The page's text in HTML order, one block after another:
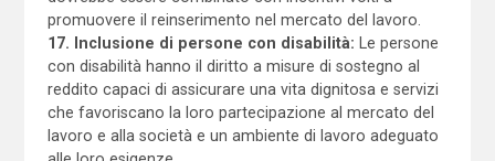
promuovere il reinserimento nel mercato del lavoro.
17. Inclusione di persone con disabilità:
Le persone
con disabilità hanno il diritto a misure di sostegno al
reddito capaci di assicurare una vita dignitosa e servizi
che favoriscano la loro partecipazione al mercato del
lavoro e alla società e un ambiente di lavoro adeguato